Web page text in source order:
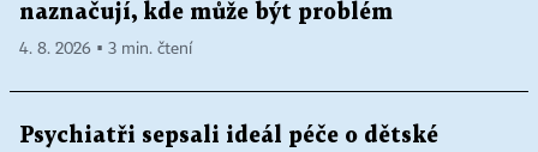
naznačují, kde může být problém
4. 8. 2026 ▪ 3 min. čtení
Psychiatři sepsali ideál péče o dětské